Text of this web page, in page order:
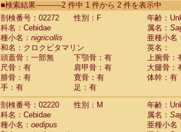
CebidaeSaguinus labiatus(0)
Cebidae Saguinus leucopus (0)
Cebidae
CebidaeSaguinus mystax
CebidaeSaguinus nigricollis (1)
Cebidae Saguinus oedipus
Cebidae Saguinus weddelli
Cebidae Saguinusspp.
Cebidae Aotus trivirgatus
Cebidae Cebus albifrons
Cebidae
Cebidae
■検索結果-----------2 件中 1 件から 2 件を表示中
剖検番号：02272
性別：F
年齢：
科名：Cebidae
属名：
種小名： nigricollis
亜種小名
和名：クロクビタマリン
英名：
頭蓋骨：一部無
下顎骨：有
上腕骨：
尺骨：有
肩甲骨：有
大腿骨：
腓骨：有
寛骨：有
体幹：有
手：有
足：有
剖検番号：02220
性別：M
年齢：
科名：Cebidae
属名：
種小名： oedipus
亜種小名